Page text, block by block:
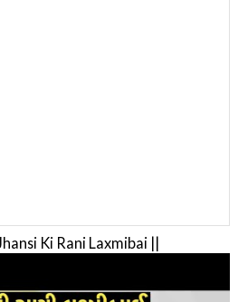
Ki Rani Laxmibai ||